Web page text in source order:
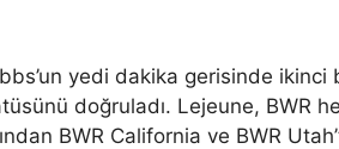
yedi dakika gerisinde ikinci
doğruladı. Lejeune, BWR
BWR California ve BWR